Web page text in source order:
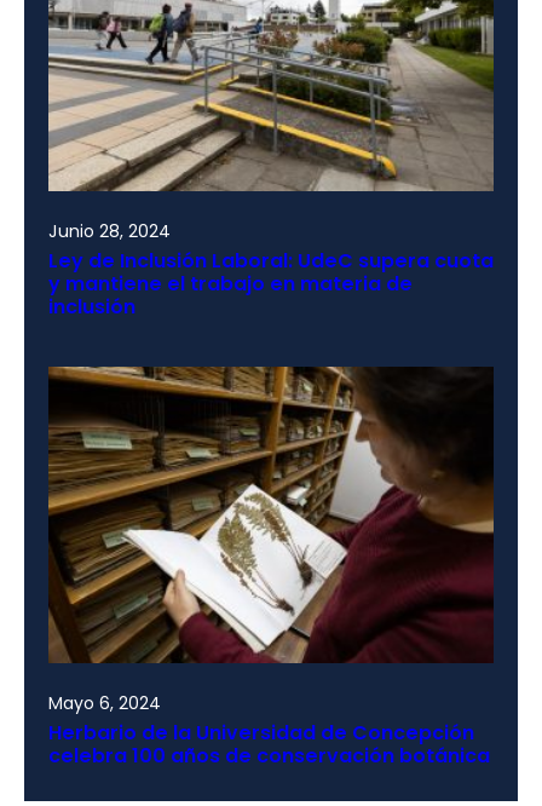
Junio 28, 2024
Ley de Inclusión Laboral: UdeC supera cuota
y mantiene el trabajo en materia de
inclusión
Mayo 6, 2024
Herbario de la Universidad de Concepción
celebra 100 años de conservación botánica